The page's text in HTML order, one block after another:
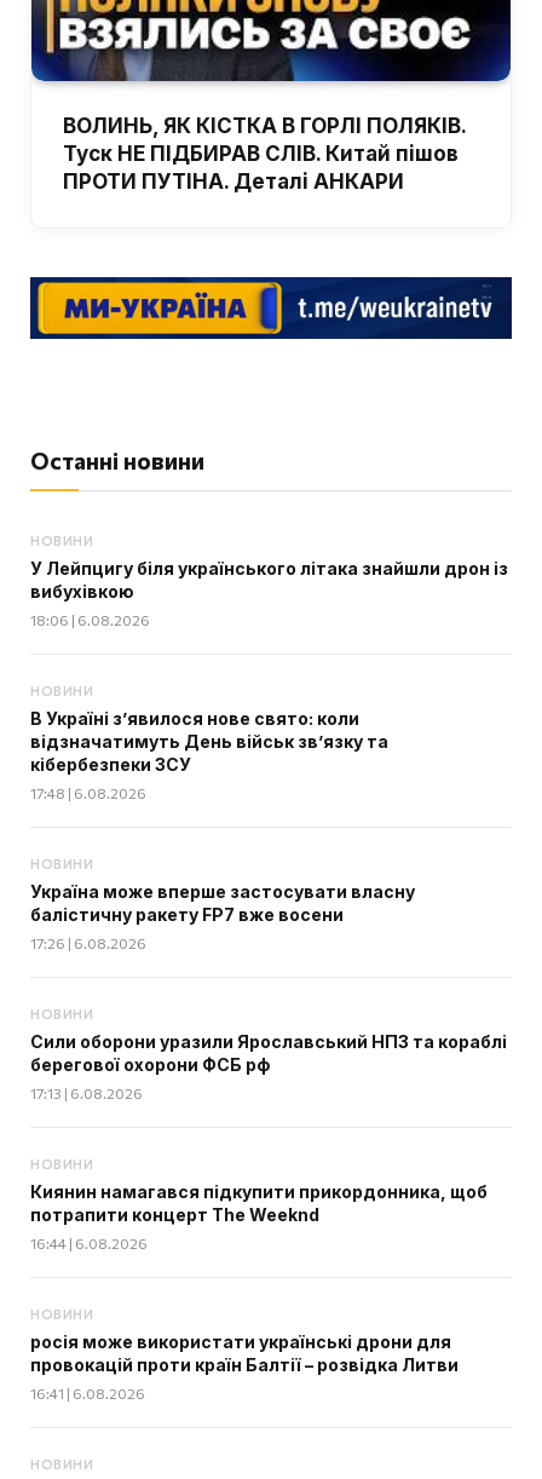
ВОЛИНЬ, ЯК КІСТКА В ГОРЛІ ПОЛЯКІВ.
Туск НЕ ПІДБИРАВ СЛІВ. Китай пішов
ПРОТИ ПУТІНА. Деталі АНКАРИ
Останні новини
НОВИНИ
У Лейпцигу біля українського літака знайшли дрон із
вибухівкою
18:06 | 6.08.2026
НОВИНИ
В Україні з’явилося нове свято: коли
відзначатимуть День військ зв’язку та
кібербезпеки ЗСУ
17:48 | 6.08.2026
НОВИНИ
Україна може вперше застосувати власну
балістичну ракету FP7 вже восени
17:26 | 6.08.2026
НОВИНИ
Сили оборони уразили Ярославський НПЗ та кораблі
берегової охорони ФСБ рф
17:13 | 6.08.2026
НОВИНИ
Киянин намагався підкупити прикордонника, щоб
потрапити концерт The Weeknd
16:44 | 6.08.2026
НОВИНИ
росія може використати українські дрони для
провокацій проти країн Балтії – розвідка Литви
16:41 | 6.08.2026
НОВИНИ